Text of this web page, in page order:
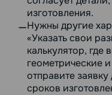
изготовления.
Нужны другие
«Указать свои
калькулятор, где
геометрические
отправите
сроков